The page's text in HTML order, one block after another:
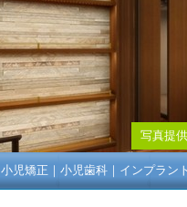
写真提
小児矯正 ｜ 小児歯科｜ インプラン